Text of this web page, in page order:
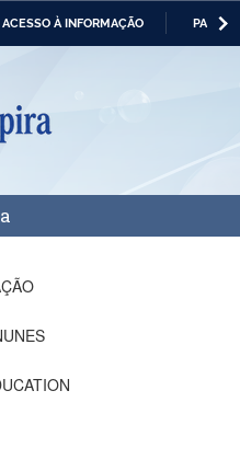
ACESSO À INFORMAÇÃO